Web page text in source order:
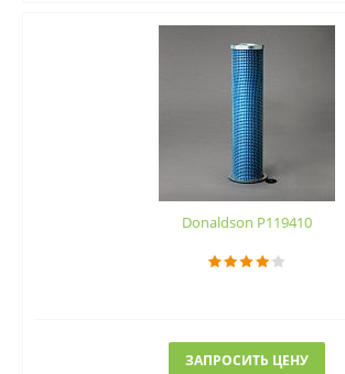
Donaldson P119410
ЗАПРОСИТЬ ЦЕНУ